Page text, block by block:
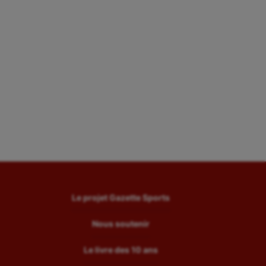
Le projet Gazette Sports
Nous soutenir
Le livre des 10 ans